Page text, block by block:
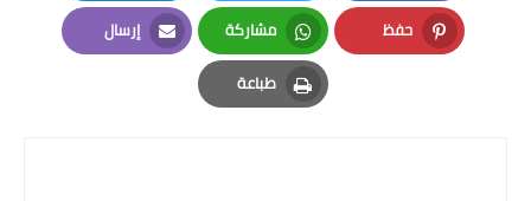
Facebook
Twitter
LinkedIn
حفظ
Pinterest
مشاركة
Whatsapp
إرسال
Email
طباعة
Print